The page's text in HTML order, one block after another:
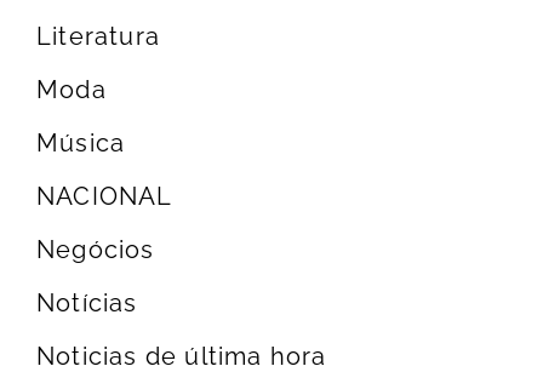
Literatura
Moda
Música
NACIONAL
Negócios
Notícias
Noticias de última hora